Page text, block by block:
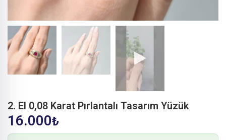
2. El 0,08 Karat Pırlantalı Tasarım Yüzük
16.000₺